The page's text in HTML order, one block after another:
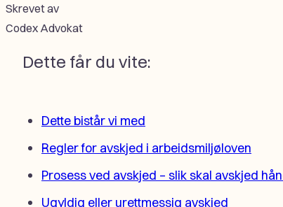
Skrevet av
Codex Advokat
Dette får du vite:
Dette bistår vi med
Regler for avskjed i arbeidsmiljøloven
Prosess ved avskjed – slik skal avskjed
Ugyldig eller urettmessig avskjed